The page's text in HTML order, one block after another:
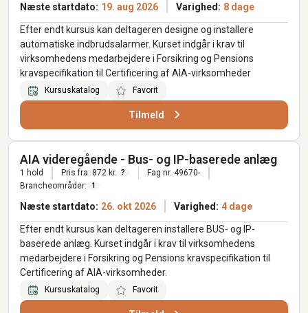
Næste startdato: 19. aug 2026 Varighed: 8 dage
Efter endt kursus kan deltageren designe og installere
automatiske indbrudsalarmer. Kurset indgår i krav til
virksomhedens medarbejdere i Forsikring og Pensions
kravspecifikation til Certificering af AIA-virksomheder
Kursuskatalog Favorit
Tilmeld
AIA videregående - Bus- og IP-baserede anlæg
1 hold Pris fra: 872 kr. ?
Fag nr. 49670-
Brancheområder:
1
Næste startdato: 26. okt 2026 Varighed: 4 dage
Efter endt kursus kan deltageren installere BUS- og IP-
baserede anlæg. Kurset indgår i krav til virksomhedens
medarbejdere i Forsikring og Pensions kravspecifikation til
Certificering af AIA-virksomheder.
Kursuskatalog Favorit